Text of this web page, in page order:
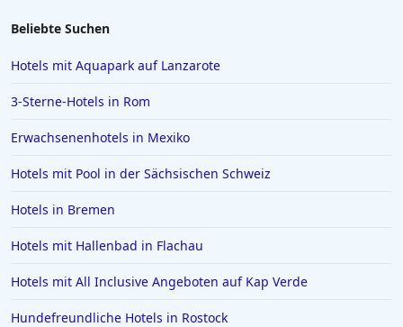
Beliebte Suchen
Hotels mit Aquapark auf Lanzarote
3-Sterne-Hotels in Rom
Erwachsenenhotels in Mexiko
Hotels mit Pool in der Sächsischen Schweiz
Hotels in Bremen
Hotels mit Hallenbad in Flachau
Hotels mit All Inclusive Angeboten auf Kap Verde
Hundefreundliche Hotels in Rostock